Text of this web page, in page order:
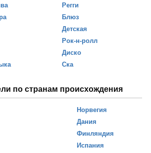
Регги
Блюз
Детская
Рок-н-ролл
Диско
Ска
по странам происхождения
Норвегия
Дания
Финляндия
Испания